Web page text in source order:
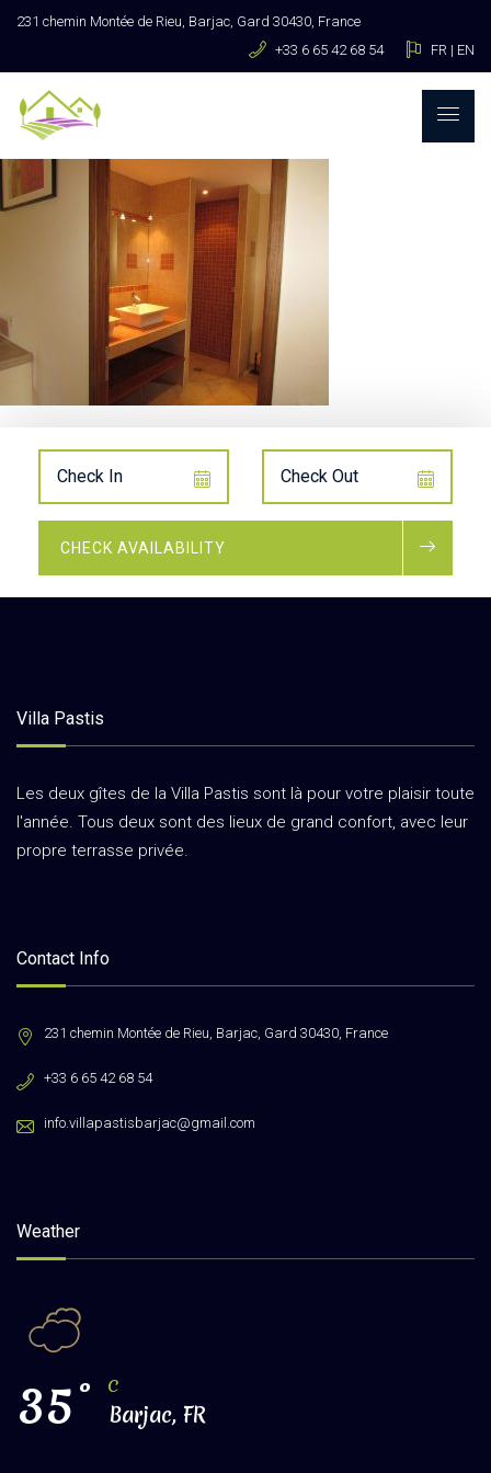
231 chemin Montée de Rieu, Barjac, Gard 30430, France
+33 6 65 42 68 54
FR | EN
CHECK AVAILABILITY
Villa Pastis
Les deux gîtes de la Villa Pastis sont là pour votre plaisir toute
l'année. Tous deux sont des lieux de grand confort, avec leur
propre terrasse privée.
Contact Info
231 chemin Montée de Rieu, Barjac, Gard 30430, France
+33 6 65 42 68 54
info.villapastisbarjac@gmail.com
Weather
35 ° C
Barjac, FR